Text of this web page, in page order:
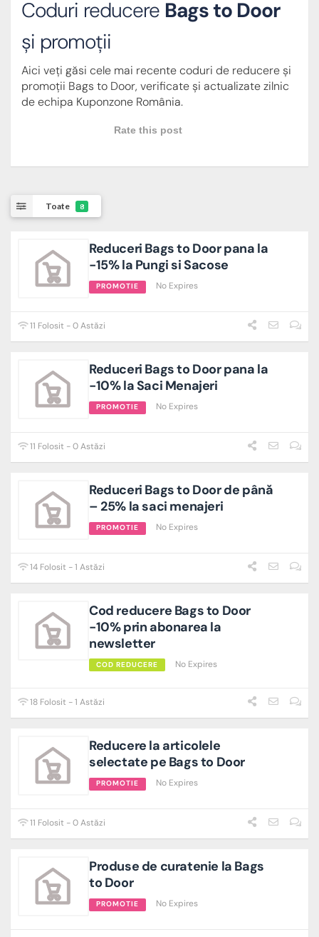
Coduri reducere Bags to Door
și promoții
Aici veți găsi cele mai recente coduri de reducere și
promoții Bags to Door, verificate și actualizate zilnic
de echipa Kuponzone România.
Rate this post
Toate 8
Reduceri Bags to Door pana la
-15% la Pungi si Sacose
PROMOTIE No Expires
11 Folosit - 0 Astăzi
Reduceri Bags to Door pana la
-10% la Saci Menajeri
PROMOTIE No Expires
11 Folosit - 0 Astăzi
Reduceri Bags to Door de până
– 25% la saci menajeri
PROMOTIE No Expires
14 Folosit - 1 Astăzi
Cod reducere Bags to Door
-10% prin abonarea la
newsletter
COD REDUCERE No Expires
18 Folosit - 1 Astăzi
Reducere la articolele
selectate pe Bags to Door
PROMOTIE No Expires
11 Folosit - 0 Astăzi
Produse de curatenie la Bags
to Door
PROMOTIE No Expires